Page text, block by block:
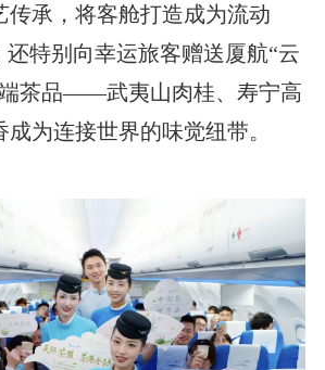
传承，将客舱打造成为流动
还特别向幸运旅客赠送厦航“云
茶品——武夷山肉桂、寿宁高
为连接世界的味觉纽带。